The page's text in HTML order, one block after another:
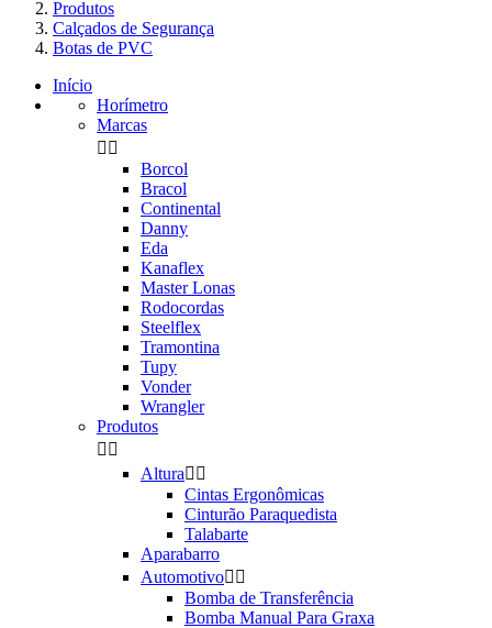
Produtos
Calçados de Segurança
Botas de PVC
Início
Horímetro
Marcas
 
Borcol
Bracol
Continental
Danny
Eda
Kanaflex
Master Lonas
Rodocordas
Steelflex
Tramontina
Tupy
Vonder
Wrangler
Produtos
 
Altura 
Cintas Ergonômicas
Cinturão Paraquedista
Talabarte
Aparabarro
Automotivo 
Bomba de Transferência
Bomba Manual Para Graxa